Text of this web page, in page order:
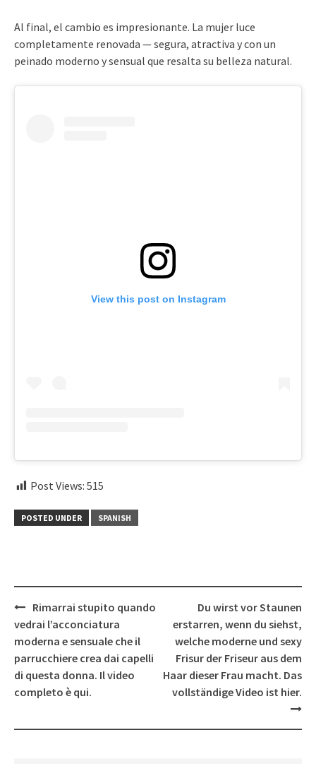
Al final, el cambio es impresionante. La mujer luce
completamente renovada — segura, atractiva y con un
peinado moderno y sensual que resalta su belleza natural.
View this post on Instagram
Post Views: 515
POSTED UNDER SPANISH
Post
navigation
Rimarrai stupito quando
vedrai l’acconciatura
moderna e sensuale che il
parrucchiere crea dai capelli
di questa donna. Il video
completo è qui.
Du wirst vor Staunen
erstarren, wenn du siehst,
welche moderne und sexy
Frisur der Friseur aus dem
Haar dieser Frau macht. Das
vollständige Video ist hier.